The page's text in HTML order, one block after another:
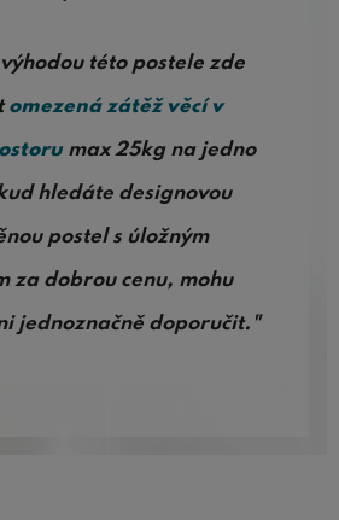
této postele zde
omezená zátěž věcí v
max 25kg na jedno
hledáte designovou
postel s úložným
za dobrou cenu, mohu
jednoznačně doporučit."